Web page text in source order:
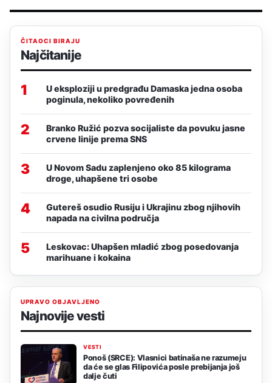
ČITAOCI BIRAJU
Najčitanije
1
U eksploziji u predgrađu Damaska jedna osoba
poginula, nekoliko povređenih
2
Branko Ružić pozva socijaliste da povuku jasne
crvene linije prema SNS
3
U Novom Sadu zaplenjeno oko 85 kilograma
droge, uhapšene tri osobe
4
Gutereš osudio Rusiju i Ukrajinu zbog njihovih
napada na civilna područja
5
Leskovac: Uhapšen mladić zbog posedovanja
marihuane i kokaina
UPRAVO OBJAVLJENO
Najnovije vesti
VESTI
Ponoš (SRCE): Vlasnici batinaša ne razumeju
da će se glas Filipovića posle prebijanja još
dalje čuti